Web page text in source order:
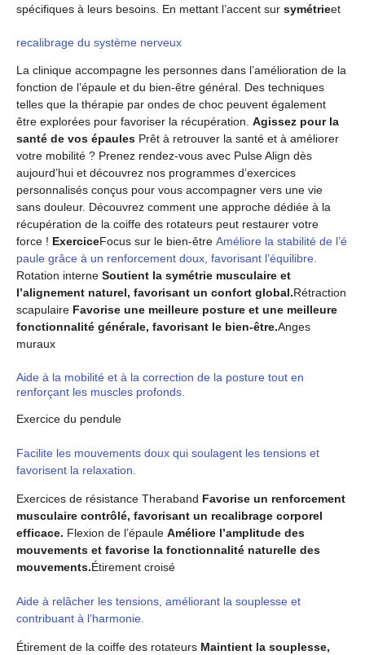
spécifiques à leurs besoins. En mettant l’accent sur symétrieet
recalibrage du système nerveux
La clinique accompagne les personnes dans l’amélioration de la
fonction de l’épaule et du bien-être général. Des techniques
telles que la thérapie par ondes de choc peuvent également
être explorées pour favoriser la récupération. Agissez pour la
santé de vos épaules Prêt à retrouver la santé et à améliorer
votre mobilité ? Prenez rendez-vous avec Pulse Align dès
aujourd’hui et découvrez nos programmes d’exercices
personnalisés conçus pour vous accompagner vers une vie
sans douleur. Découvrez comment une approche dédiée à la
récupération de la coiffe des rotateurs peut restaurer votre
force ! ExerciceFocus sur le bien-être Améliore la stabilité de l’é
paule grâce à un renforcement doux, favorisant l’équilibre.
Rotation interne Soutient la symétrie musculaire et
l’alignement naturel, favorisant un confort global.Rétraction
scapulaire Favorise une meilleure posture et une meilleure
fonctionnalité générale, favorisant le bien-être.Anges
muraux
Aide à la mobilité et à la correction de la posture tout en
renforçant les muscles profonds.
Exercice du pendule
Facilite les mouvements doux qui soulagent les tensions et
favorisent la relaxation.
Exercices de résistance Theraband Favorise un renforcement
musculaire contrôlé, favorisant un recalibrage corporel
efficace. Flexion de l’épaule Améliore l’amplitude des
mouvements et favorise la fonctionnalité naturelle des
mouvements.Étirement croisé
Aide à relâcher les tensions, améliorant la souplesse et
contribuant à l’harmonie.
Étirement de la coiffe des rotateurs Maintient la souplesse,